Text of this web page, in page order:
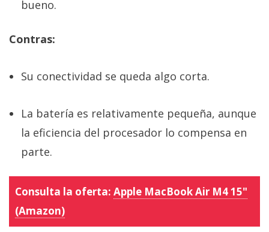
bueno.
Contras:
Su conectividad se queda algo corta.
La batería es relativamente pequeña, aunque
la eficiencia del procesador lo compensa en
parte.
Consulta la oferta: Apple MacBook Air M4 15"
(Amazon)